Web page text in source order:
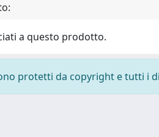
a questo prodotto.
protetti da copyright e tutti i